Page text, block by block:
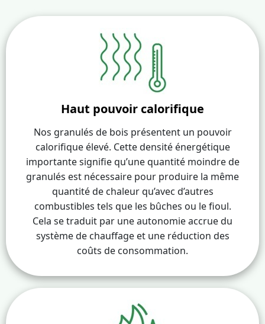
Haut pouvoir calorifique
Nos granulés de bois présentent un pouvoir
calorifique élevé. Cette densité énergétique
importante signifie qu’une quantité moindre de
granulés est nécessaire pour produire la même
quantité de chaleur qu’avec d’autres
combustibles tels que les bûches ou le fioul.
Cela se traduit par une autonomie accrue du
système de chauffage et une réduction des
coûts de consommation.